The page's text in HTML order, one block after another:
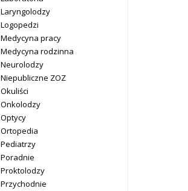
Laryngolodzy
Logopedzi
Medycyna pracy
Medycyna rodzinna
Neurolodzy
Niepubliczne ZOZ
Okuliści
Onkolodzy
Optycy
Ortopedia
Pediatrzy
Poradnie
Proktolodzy
Przychodnie